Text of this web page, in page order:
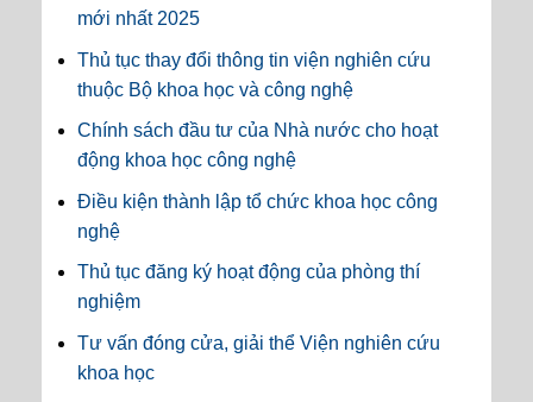
mới nhất 2025
Thủ tục thay đổi thông tin viện nghiên cứu
thuộc Bộ khoa học và công nghệ
Chính sách đầu tư của Nhà nước cho hoạt
động khoa học công nghệ
Điều kiện thành lập tổ chức khoa học công
nghệ
Thủ tục đăng ký hoạt động của phòng thí
nghiệm
Tư vấn đóng cửa, giải thể Viện nghiên cứu
khoa học